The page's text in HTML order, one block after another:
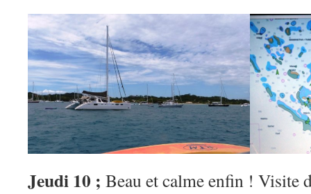
Jeudi 10 ; Beau et calme enfin ! Visite